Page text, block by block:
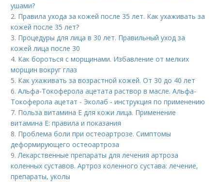
ушами?
2. Правила ухода за кожей после 35 лет. Как ухаживать за
кожей после 35 лет?
3. Процедуры для лица в 30 лет. Правильный уход за
кожей лица после 30
4. Как бороться с морщинами. Избавление от мелких
морщин вокруг глаз
5. Как ухаживать за возрастной кожей. От 30 до 40 лет
6.Альфа-Токоферола ацетата раствор в масле. Альфа-
Токоферола ацетат - Эколаб - инструкция по применению
7. Польза витамина Е для кожи лица. Применение
витамина E: правила и показания
8. Проблема боли при остеоартрозе. Симптомы
деформирующего остеоартроза
9.Лекарственные препараты для лечения артроза
коленных суставов. Артроз коленного сустава: лечение,
препараты, уколы